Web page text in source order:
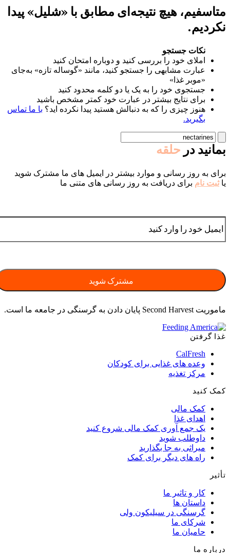
متاسفیم، هیچ نتیجه‌ای مطابق با «شلیل» پیدا
نکردیم.
نکات جستجو
املای خود را بررسی کنید و دوباره امتحان کنید
عبارت مشابهی را جستجو کنید، مانند «گوساله تازه» به‌جای
«موبر غذا»
جستجوی خود را به یک یا دو کلمه محدود کنید
برای نتایج بیشتر در عبارت خود کمتر مشخص باشید
هنوز چیزی را که به دنبالش هستید پیدا نکرده اید؟ با ما تماس
بگیرید.
بمانید در حلقه
برای به روز رسانی و موارد بیشتر در ایمیل های ما مشترک شوید
یاثبت نام برای دریافت به روز رسانی های متنی ما
ماموریت Second Harvest پایان دادن به گرسنگی در جامعه ما است.
غذا گرفتن
CalFresh
وعده های غذایی برای کودکان
مرکز تغذیه
کمک کنید
کمک مالی
اهدای غذا
یک جمع آوری کمک مالی شروع کنید
داوطلب شوید
میراثی به جا بگذارید
راه های دیگر برای کمک
تأثیر
کار و تاثیر ما
داستان ها
گرسنگی در سیلیکون ولی
شرکای ما
حامیان ما
درباره ما